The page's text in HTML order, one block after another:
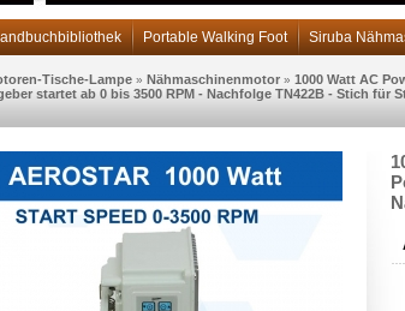
Portable Walking Foot Siruba
Tische-Lampe » Nähmaschinenmotor » 1000 Watt AC
startet ab 0 bis 3500 RPM - Nachfolge TN422B - Stich für